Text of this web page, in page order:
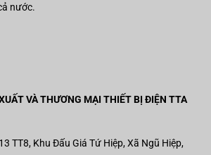
nước.
VÀ THƯƠNG MẠI THIẾT BỊ ĐIỆN TTA
TT8, Khu Đấu Giá Tứ Hiệp, Xã Ngũ Hiệp,